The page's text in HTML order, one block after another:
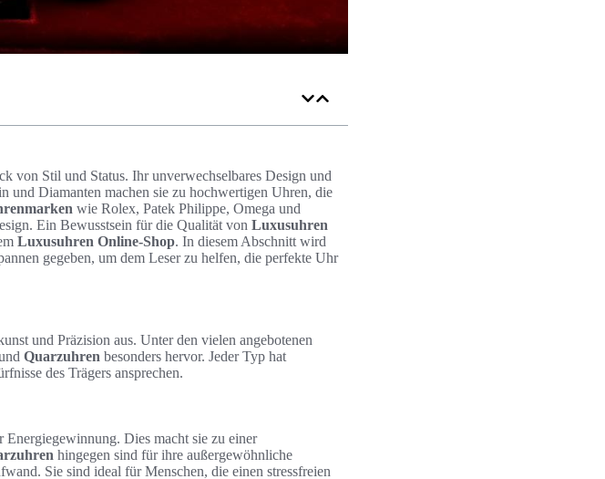
von Stil und Status. Ihr unverwechselbares Design und
und Diamanten machen sie zu hochwertigen Uhren, die
wie Rolex, Patek Philippe, Omega und
Ein Bewusstsein für die Qualität von Luxusuhren
Luxusuhren Online-Shop. In diesem Abschnitt wird
gegeben, um dem Leser zu helfen, die perfekte Uhr
und Präzision aus. Unter den vielen angebotenen
Quarzuhren besonders hervor. Jeder Typ hat
des Trägers ansprechen.
Dies macht sie zu einer
hingegen sind für ihre außergewöhnliche
Sie sind ideal für Menschen, die einen stressfreien